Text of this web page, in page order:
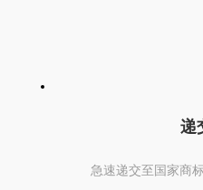
递
急速递交至国家商